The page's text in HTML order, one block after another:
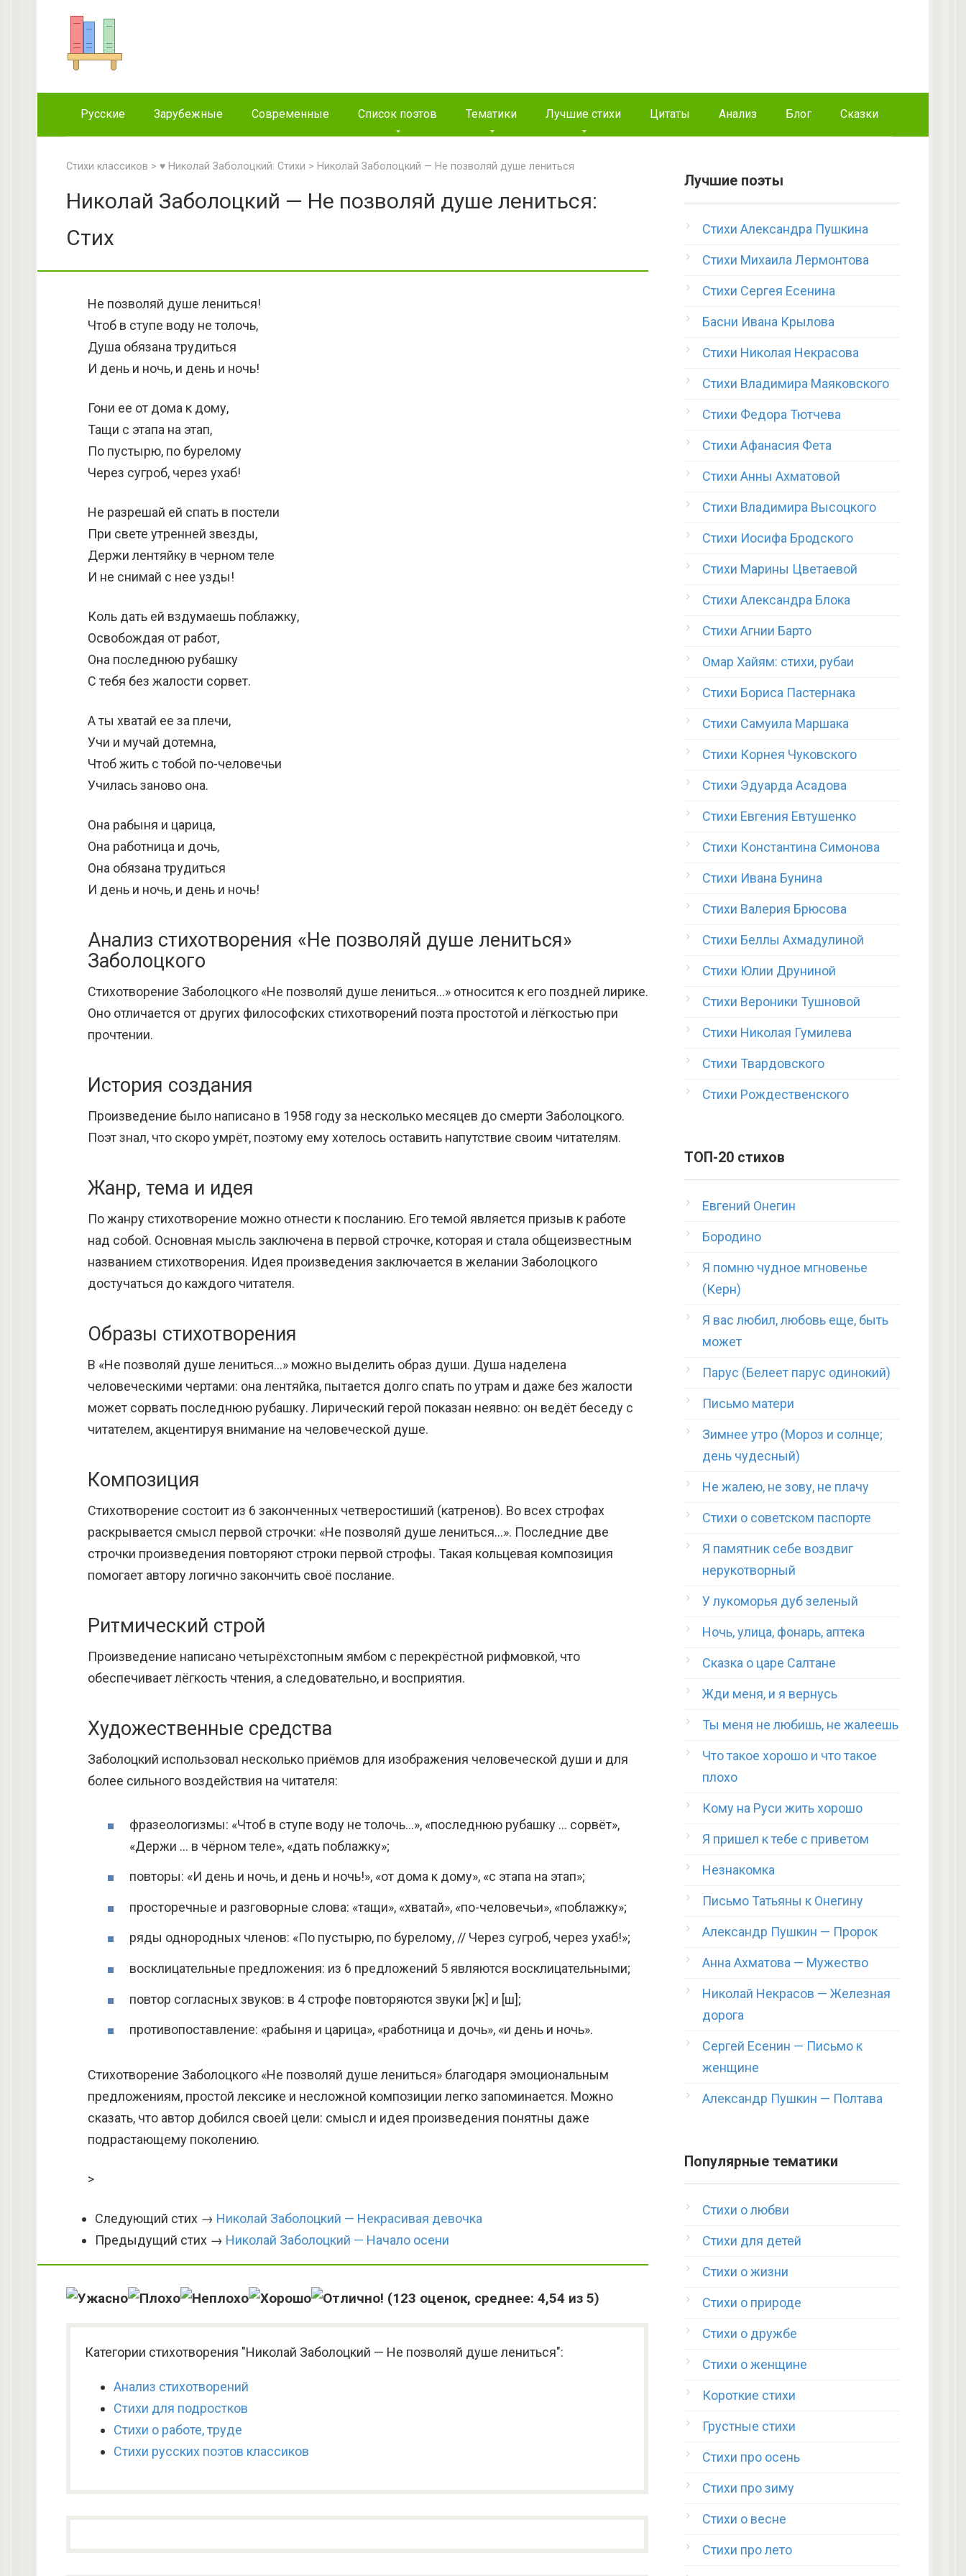
Русские Зарубежные Современные Список поэтов Тематики Лучшие стихи Цитаты Анализ Блог Сказки
Стихи классиков > ♥ Николай Заболоцкий: Стихи > Николай Заболоцкий — Не позволяй душе лениться
Николай Заболоцкий — Не позволяй душе лениться:
Стих
Не позволяй душе лениться!
Чтоб в ступе воду не толочь,
Душа обязана трудиться
И день и ночь, и день и ночь!
Гони ее от дома к дому,
Тащи с этапа на этап,
По пустырю, по бурелому
Через сугроб, через ухаб!
Не разрешай ей спать в постели
При свете утренней звезды,
Держи лентяйку в черном теле
И не снимай с нее узды!
Коль дать ей вздумаешь поблажку,
Освобождая от работ,
Она последнюю рубашку
С тебя без жалости сорвет.
А ты хватай ее за плечи,
Учи и мучай дотемна,
Чтоб жить с тобой по-человечьи
Училась заново она.
Она рабыня и царица,
Она работница и дочь,
Она обязана трудиться
И день и ночь, и день и ночь!
Анализ стихотворения «Не позволяй душе лениться»
Заболоцкого
Стихотворение Заболоцкого «Не позволяй душе лениться…» относится к его поздней лирике.
Оно отличается от других философских стихотворений поэта простотой и лёгкостью при
прочтении.
История создания
Произведение было написано в 1958 году за несколько месяцев до смерти Заболоцкого.
Поэт знал, что скоро умрёт, поэтому ему хотелось оставить напутствие своим читателям.
Жанр, тема и идея
По жанру стихотворение можно отнести к посланию. Его темой является призыв к работе
над собой. Основная мысль заключена в первой строчке, которая и стала общеизвестным
названием стихотворения. Идея произведения заключается в желании Заболоцкого
достучаться до каждого читателя.
Образы стихотворения
В «Не позволяй душе лениться…» можно выделить образ души. Душа наделена
человеческими чертами: она лентяйка, пытается долго спать по утрам и даже без жалости
может сорвать последнюю рубашку. Лирический герой показан неявно: он ведёт беседу с
читателем, акцентируя внимание на человеческой душе.
Композиция
Стихотворение состоит из 6 законченных четверостиший (катренов). Во всех строфах
раскрывается смысл первой строчки: «Не позволяй душе лениться…». Последние две
строчки произведения повторяют строки первой строфы. Такая кольцевая композиция
помогает автору логично закончить своё послание.
Ритмический строй
Произведение написано четырёхстопным ямбом с перекрёстной рифмовкой, что
обеспечивает лёгкость чтения, а следовательно, и восприятия.
Художественные средства
Заболоцкий использовал несколько приёмов для изображения человеческой души и для
более сильного воздействия на читателя:
фразеологизмы: «Чтоб в ступе воду не толочь…», «последнюю рубашку … сорвёт»,
«Держи … в чёрном теле», «дать поблажку»;
повторы: «И день и ночь, и день и ночь!», «от дома к дому», «с этапа на этап»;
просторечные и разговорные слова: «тащи», «хватай», «по-человечьи», «поблажку»;
ряды однородных членов: «По пустырю, по бурелому, // Через сугроб, через ухаб!»;
восклицательные предложения: из 6 предложений 5 являются восклицательными;
повтор согласных звуков: в 4 строфе повторяются звуки [ж] и [ш];
противопоставление: «рабыня и царица», «работница и дочь», «и день и ночь».
Стихотворение Заболоцкого «Не позволяй душе лениться» благодаря эмоциональным
предложениям, простой лексике и несложной композиции легко запоминается. Можно
сказать, что автор добился своей цели: смысл и идея произведения понятны даже
подрастающему поколению.
>
Следующий стих → Николай Заболоцкий — Некрасивая девочка
Предыдущий стих → Николай Заболоцкий — Начало осени
(123 оценок, среднее: 4,54 из 5)
Категории стихотворения "Николай Заболоцкий — Не позволяй душе лениться":
Анализ стихотворений
Стихи для подростков
Стихи о работе, труде
Стихи русских поэтов классиков
Лучшие поэты
Стихи Александра Пушкина
Стихи Михаила Лермонтова
Стихи Сергея Есенина
Басни Ивана Крылова
Стихи Николая Некрасова
Стихи Владимира Маяковского
Стихи Федора Тютчева
Стихи Афанасия Фета
Стихи Анны Ахматовой
Стихи Владимира Высоцкого
Стихи Иосифа Бродского
Стихи Марины Цветаевой
Стихи Александра Блока
Стихи Агнии Барто
Омар Хайям: стихи, рубаи
Стихи Бориса Пастернака
Стихи Самуила Маршака
Стихи Корнея Чуковского
Стихи Эдуарда Асадова
Стихи Евгения Евтушенко
Стихи Константина Симонова
Стихи Ивана Бунина
Стихи Валерия Брюсова
Стихи Беллы Ахмадулиной
Стихи Юлии Друниной
Стихи Вероники Тушновой
Стихи Николая Гумилева
Стихи Твардовского
Стихи Рождественского
ТОП-20 стихов
Евгений Онегин
Бородино
Я помню чудное мгновенье
(Керн)
Я вас любил, любовь еще, быть
может
Парус (Белеет парус одинокий)
Письмо матери
Зимнее утро (Мороз и солнце;
день чудесный)
Не жалею, не зову, не плачу
Стихи о советском паспорте
Я памятник себе воздвиг
нерукотворный
У лукоморья дуб зеленый
Ночь, улица, фонарь, аптека
Сказка о царе Салтане
Жди меня, и я вернусь
Ты меня не любишь, не жалеешь
Что такое хорошо и что такое
плохо
Кому на Руси жить хорошо
Я пришел к тебе с приветом
Незнакомка
Письмо Татьяны к Онегину
Александр Пушкин — Пророк
Анна Ахматова — Мужество
Николай Некрасов — Железная
дорога
Сергей Есенин — Письмо к
женщине
Александр Пушкин — Полтава
Популярные тематики
Стихи о любви
Стихи для детей
Стихи о жизни
Стихи о природе
Стихи о дружбе
Стихи о женщине
Короткие стихи
Грустные стихи
Стихи про осень
Стихи про зиму
Стихи о весне
Стихи про лето